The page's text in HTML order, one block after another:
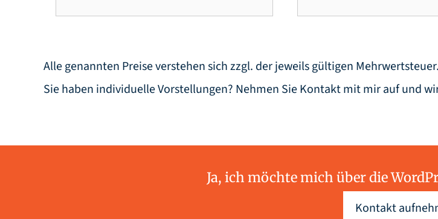
Alle genannten Preise verstehen sich zzgl. der jeweils gültigen Mehrwertsteuer.
Sie haben individuelle Vorstellungen? Nehmen Sie Kontakt mit mir auf und
Ja, ich möchte mich über die
Kontakt